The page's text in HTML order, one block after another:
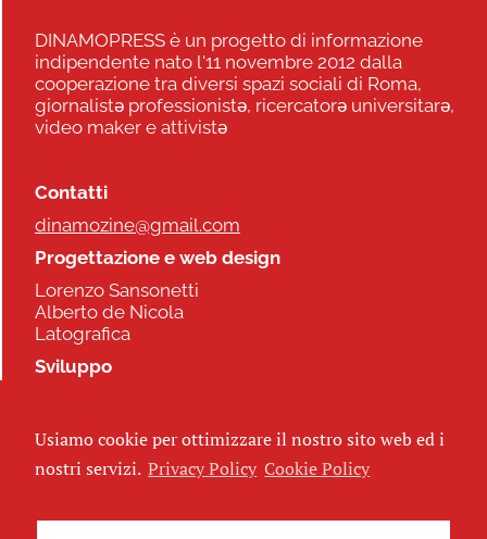
DINAMOPRESS è un progetto di informazione
indipendente nato l'11 novembre 2012 dalla
cooperazione tra diversi spazi sociali di Roma,
giornalistə professionistə, ricercatorə universitarə,
video maker e attivistə
Contatti
dinamozine@gmail.com
Progettazione e web design
Lorenzo Sansonetti
Alberto de Nicola
Latografica
Sviluppo
Seguici
Usiamo cookie per ottimizzare il nostro sito web ed i
nostri servizi. Privacy Policy Cookie Policy